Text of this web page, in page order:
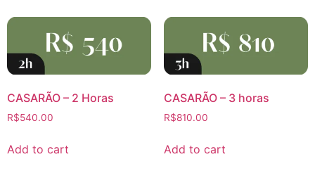
CASARÃO – 2 Horas
R$540.00
Add to cart
CASARÃO – 3 horas
R$810.00
Add to cart